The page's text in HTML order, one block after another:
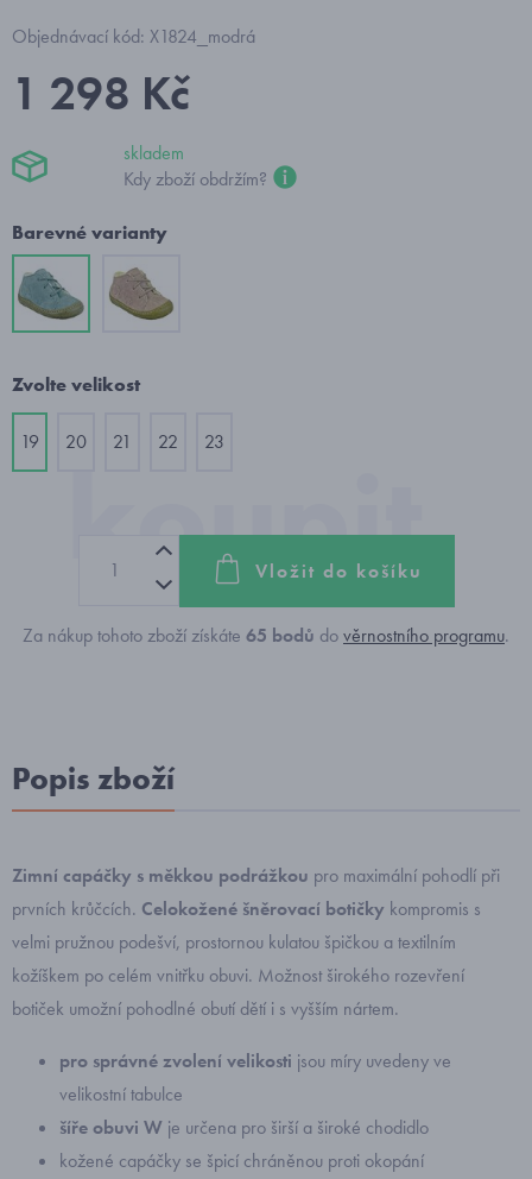
Objednávací kód: X1824_modrá
1 298 Kč
skladem
Kdy zboží obdržím?
Barevné varianty
Zvolte velikost
19 20 21 22 23
Vložit do košíku
Za nákup tohoto zboží získáte 65 bodů dověrnostního programu.
Popis zboží
Zimní capáčky s měkkou podrážkou pro maximální pohodlí při
prvních krůčcích. Celokožené šněrovací botičky kompromis s
velmi pružnou podešví, prostornou kulatou špičkou a textilním
kožíškem po celém vnitřku obuvi. Možnost širokého rozevření
botiček umožní pohodlné obutí dětí i s vyšším nártem.
pro správné zvolení velikosti jsou míry uvedeny ve
velikostní tabulce
šíře obuvi W je určena pro širší a široké chodidlo
kožené capáčky se špicí chráněnou proti okopání